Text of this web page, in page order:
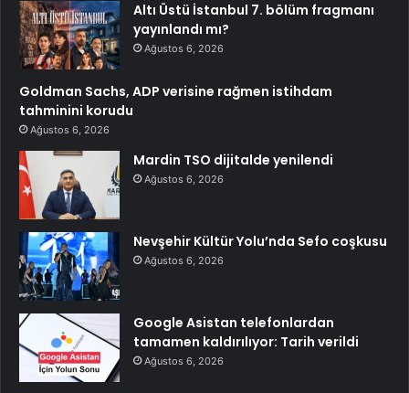
Altı Üstü İstanbul 7. bölüm fragmanı
yayınlandı mı?
Ağustos 6, 2026
Goldman Sachs, ADP verisine rağmen istihdam
tahminini korudu
Ağustos 6, 2026
Mardin TSO dijitalde yenilendi
Ağustos 6, 2026
Nevşehir Kültür Yolu’nda Sefo coşkusu
Ağustos 6, 2026
Google Asistan telefonlardan
tamamen kaldırılıyor: Tarih verildi
Ağustos 6, 2026